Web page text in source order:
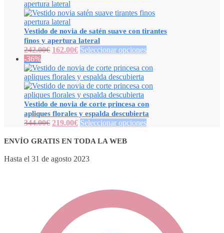
Vestido de novia de satén suave con tirantes
finos y apertura lateral
242.00€ 162.00€ Seleccionar opciones
-36%
Vestido de novia de corte princesa con
apliques florales y espalda descubierta
344.00€ 219.00€ Seleccionar opciones
ENVÍO GRATIS EN TODA LA WEB
Hasta el 31 de agosto 2023